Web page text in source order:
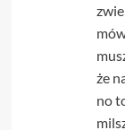
że
no